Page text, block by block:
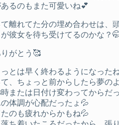
るのもまた可愛いね💕︎
離れてた分の埋め合わせは、
彼女を待ち受けてるのかな？
がとう🥰
とは早く終わるようになった
、ちょっと前からしたら夢の
または日付け変わってからだ
体調が心配だったょ💦
のも疲れからかもね💦